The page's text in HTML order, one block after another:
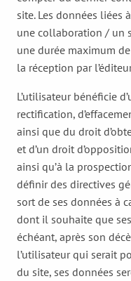
site. Les données
une collaboration / un
une durée maximum
la réception par
L’utilisateur bénéficie
rectification,
ainsi que du droit
et d’un droit
ainsi qu’à la
définir des directives
sort de ses données à
dont il souhaite que
échéant, après son
l’utilisateur qui serait
du site, ses données